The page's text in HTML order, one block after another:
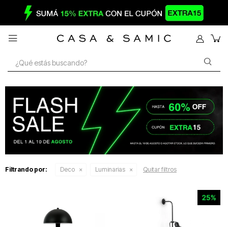

Filtrando por: Deco Luminarias Quitar filtros